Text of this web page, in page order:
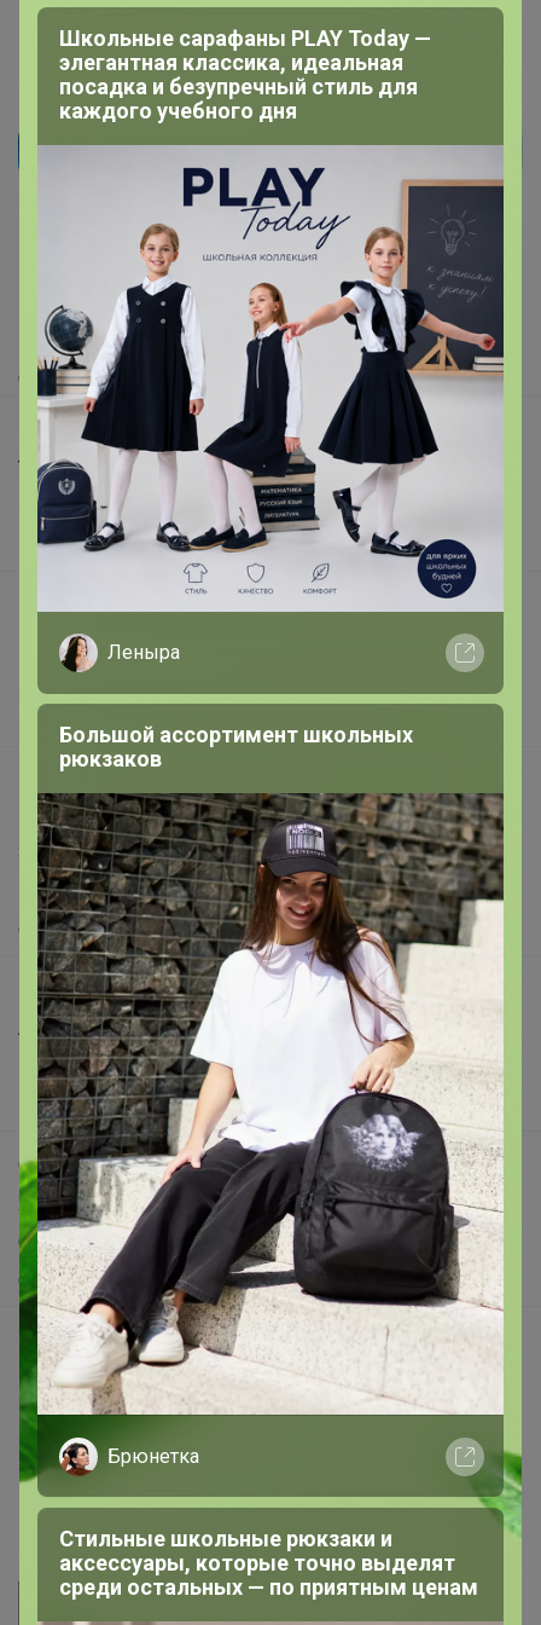
Как здесь все устроено?
Как сделать заказ?
Как получить?
Доставка
Шоурумы
Торговые марки
Наша команда
В наличии
Реклама на сайте
Поставщикам
Вакансии
Написать в поддержку
Защита покупателя
Помощь
О нас
Все предложения
Анонсы
Новости
Поддержка альпак
Самое выгодное
Хиты продаж
Самое желанное
Самое быстрое
Начать зарабатывать с 24-ok
Picabox.ru - Лучшее место для ваших изображений
Розыгрыш - Генератор случайных чисел
Пульс нашего маркетплейса
Укорачиватель ссылок
Школьные сарафаны PLAY Today —
элегантная классика, идеальная
посадка и безупречный стиль для
каждого учебного дня
Леныра
Большой ассортимент школьных
рюкзаков
Брюнетка
Стильные школьные рюкзаки и
аксессуары, которые точно выделят
среди остальных — по приятным ценам